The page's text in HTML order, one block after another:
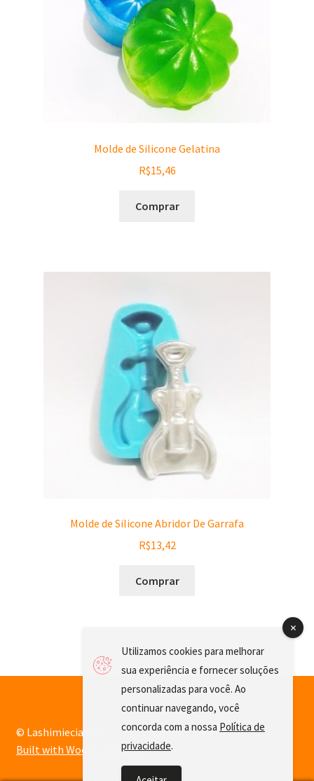
Molde de Silicone Gelatina
R$15,46
Comprar
Molde de Silicone Abridor De Garrafa
R$13,42
Comprar
© Lashimiecia 2026
Built with WooCommerce.
Utilizamos cookies para melhorar
sua experiência e fornecer soluções
personalizadas para você. Ao
continuar navegando, você
concorda com a nossa Política de
privacidade.